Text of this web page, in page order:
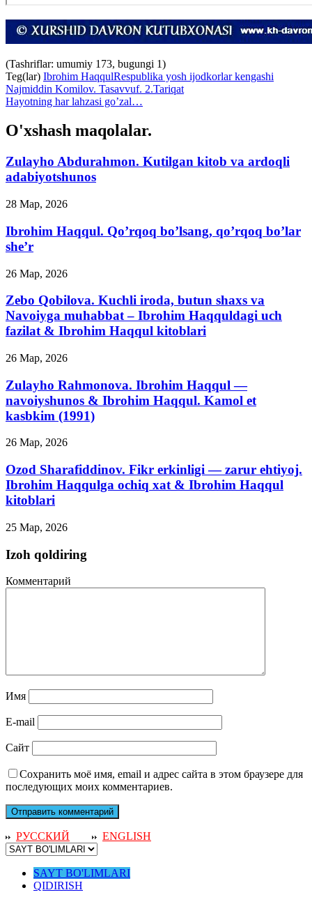
(Tashriflar: umumiy 173, bugungi 1)
Teg(lar) Ibrohim HaqqulRespublika yosh ijodkorlar kengashi
Najmiddin Komilov. Tasavvuf. 2.Tariqat
Hayotning har lahzasi go’zal…
O'xshash maqolalar.
Zulayho Abdurahmon. Kutilgan kitob va ardoqli
adabiyotshunos
28 Мар, 2026
Ibrohim Haqqul. Qo’rqoq bo’lsang, qo’rqoq bo’lar
she’r
26 Мар, 2026
Zebo Qobilova. Kuchli iroda, butun shaxs va
Navoiyga muhabbat – Ibrohim Haqquldagi uch
fazilat & Ibrohim Haqqul kitoblari
26 Мар, 2026
Zulayho Rahmonova. Ibrohim Haqqul —
navoiyshunos & Ibrohim Haqqul. Kamol et
kasbkim (1991)
26 Мар, 2026
Ozod Sharafiddinov. Fikr erkinligi — zarur ehtiyoj.
Ibrohim Haqqulga ochiq xat & Ibrohim Haqqul
kitoblari
25 Мар, 2026
Izoh qoldiring
Комментарий
Имя
E-mail
Сайт
Сохранить моё имя, email и адрес сайта в этом браузере для
последующих моих комментариев.
РУССКИЙ ENGLISH
SAYT BO'LIMLARI
QIDIRISH